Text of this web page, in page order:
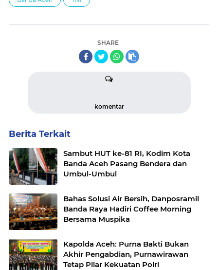
SHARE
komentar
Berita Terkait
Sambut HUT ke-81 RI, Kodim Kota
Banda Aceh Pasang Bendera dan
Umbul-Umbul
Bahas Solusi Air Bersih, Danposramil
Banda Raya Hadiri Coffee Morning
Bersama Muspika
Kapolda Aceh: Purna Bakti Bukan
Akhir Pengabdian, Purnawirawan
Tetap Pilar Kekuatan Polri